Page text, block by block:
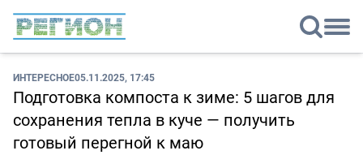
ИНТЕРЕСНОЕ05.11.2025, 17:45
Подготовка компоста к зиме: 5 шагов для
сохранения тепла в куче — получить
готовый перегной к маю